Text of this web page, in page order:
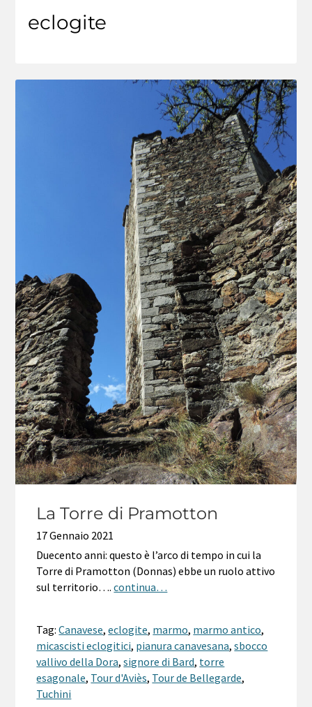
eclogite
La Torre di Pramotton
17 Gennaio 2021
Duecento anni: questo è l’arco di tempo in cui la
Torre di Pramotton (Donnas) ebbe un ruolo attivo
sul territorio….continua…
Tag:Canavese,eclogite, marmo, marmo antico,
micascisti eclogitici, pianura canavesana,sbocco
vallivo della Dora,signore di Bard, torre
esagonale, Tour d'Aviès, Tour de Bellegarde,
Tuchini